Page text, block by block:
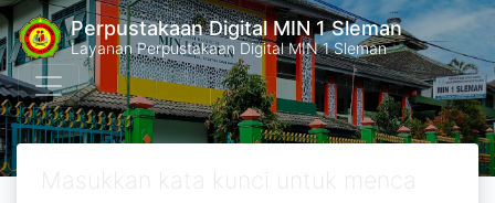
Perpustakaan Digital MIN 1 Sleman
Layanan Perpustakaan Digital MIN 1 Sleman